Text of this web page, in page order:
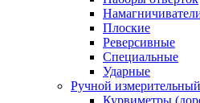
Плоские
Реверсивные
Специальные
Ударные
Ручной
Курвиметры